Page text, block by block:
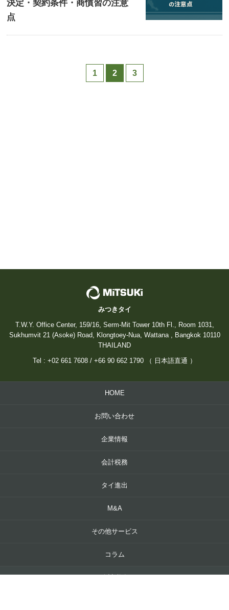
決定・契約条件・商慣習の注意
点
1 2 3
みつきタイ
T.W.Y. Office Center, 159/16, Serm-Mit Tower 10th Fl., Room 1031,
Sukhumvit 21 (Asoke) Road, Klongtoey-Nua, Wattana , Bangkok 10110
THAILAND
Tel : +02 661 7608 / +66 90 662 1790 （ 日本語直通 ）
HOME
お問い合わせ
企業情報
会計税務
タイ進出
M&A
その他サービス
コラム